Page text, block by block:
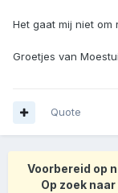
Het gaat mij niet
Groetjes van
Quote
Voorbereid op
Op zoek